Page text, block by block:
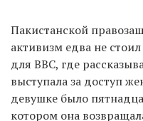
Пакистанской
активизм едва не
для BBC, где
выступала за доступ
девушке было
котором она